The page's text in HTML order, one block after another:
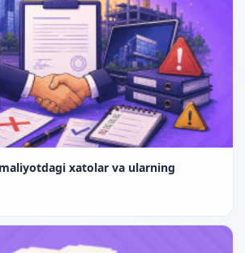
xatolar va ularning